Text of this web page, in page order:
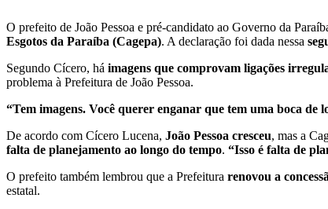
O prefeito de João Pessoa e pré-candidato ao Governo da
Esgotos da Paraíba (Cagepa). A declaração foi dada nessa
Segundo Cícero, há imagens que comprovam ligações
problema à Prefeitura de João Pessoa.
“Tem imagens. Você querer enganar que tem uma boca
De acordo com Cícero Lucena, João Pessoa cresceu, mas a
falta de planejamento ao longo do tempo. “Isso é falta de
O prefeito também lembrou que a Prefeitura renovou a
estatal.